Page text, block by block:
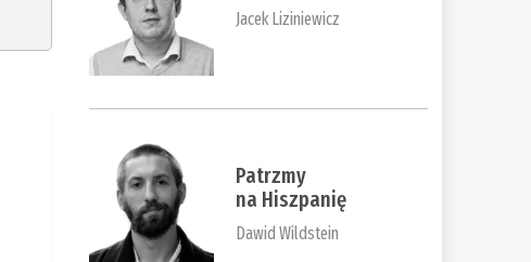
Jacek Liziniewicz
Patrzmy
na Hiszpanię
Dawid Wildstein